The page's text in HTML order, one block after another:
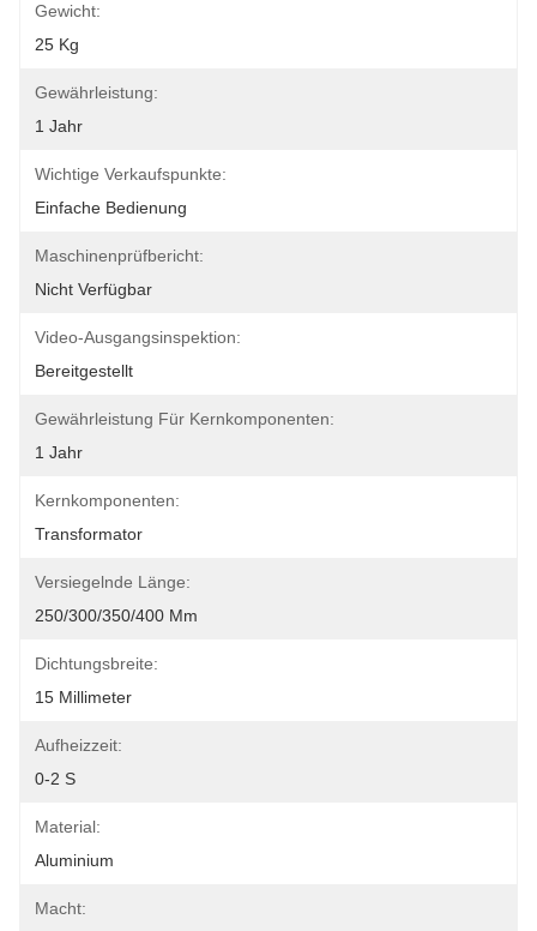
Gewicht:
25 Kg
Gewährleistung:
1 Jahr
Wichtige Verkaufspunkte:
Einfache Bedienung
Maschinenprüfbericht:
Nicht Verfügbar
Video-Ausgangsinspektion:
Bereitgestellt
Gewährleistung Für Kernkomponenten:
1 Jahr
Kernkomponenten:
Transformator
Versiegelnde Länge:
250/300/350/400 Mm
Dichtungsbreite:
15 Millimeter
Aufheizzeit:
0-2 S
Material:
Aluminium
Macht: